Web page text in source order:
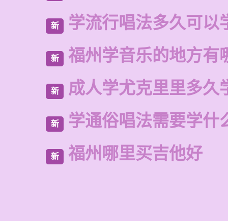
新 学流行唱法多久可以
新 福州学音乐的地方有
新 成人学尤克里里多久
新 学通俗唱法需要学什
新 福州哪里买吉他好